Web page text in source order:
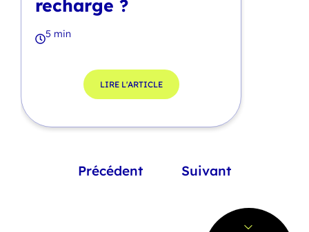
recharge ?
5 min
LIRE L'ARTICLE
Précédent Suivant